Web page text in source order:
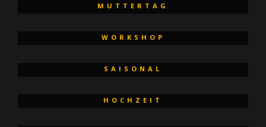
MUTTERTAG
WORKSHOP
SAISONAL
HOCHZEIT